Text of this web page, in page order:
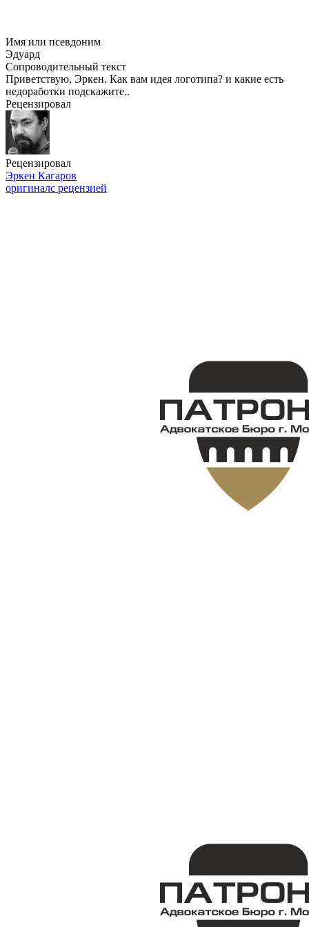
Имя или псевдоним
Эдуард
Сопроводительный текст
Приветствую, Эркен. Как вам идея логотипа? и какие есть
недоработки подскажите..
Рецензировал
Рецензировал
Эркен Кагаров
оригиналс рецензией